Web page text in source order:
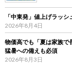
「中東発」値上げラッ
2026年8月4日
物価高でも「夏は家族
猛暑への備えも必須
2026年8月3日